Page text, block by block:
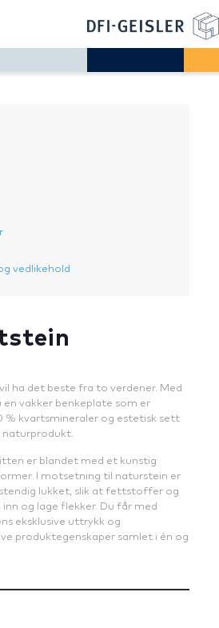
vedlikehold
vil ha det beste fra to verdener. Med
vakker benkeplate som er
% kvartsmineraler og estetisk sett
er blandet med et kunstig
I motsetning til naturstein er
lukket, slik at fettstoffer og
og lage flekker. Du får med
eksklusive uttrykk og
produktegenskaper samlet i én og